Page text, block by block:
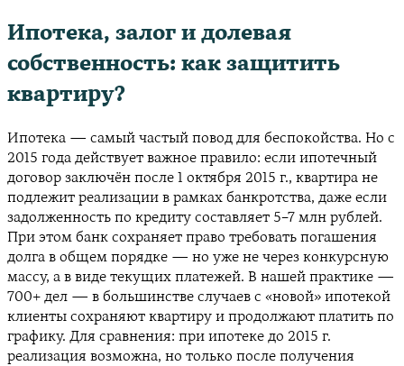
Ипотека, залог и долевая
собственность: как защитить
квартиру?
Ипотека — самый частый повод для беспокойства. Но с
2015 года действует важное правило: если ипотечный
договор заключён после 1 октября 2015 г., квартира не
подлежит реализации в рамках банкротства, даже если
задолженность по кредиту составляет 5–7 млн рублей.
При этом банк сохраняет право требовать погашения
долга в общем порядке — но уже не через конкурсную
массу, а в виде текущих платежей. В нашей практике —
700+ дел — в большинстве случаев с «новой» ипотекой
клиенты сохраняют квартиру и продолжают платить по
графику. Для сравнения: при ипотеке до 2015 г.
реализация возможна, но только после получения